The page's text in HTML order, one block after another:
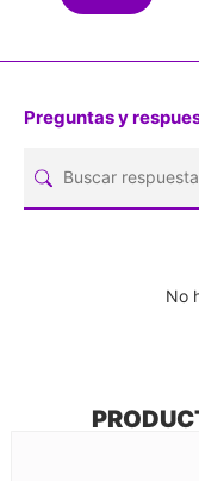
Preguntas y
No